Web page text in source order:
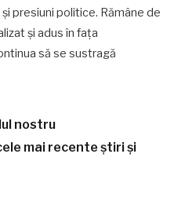
presiuni politice. Rămâne de
și adus în fața
să se sustragă
nostru
mai recente știri și